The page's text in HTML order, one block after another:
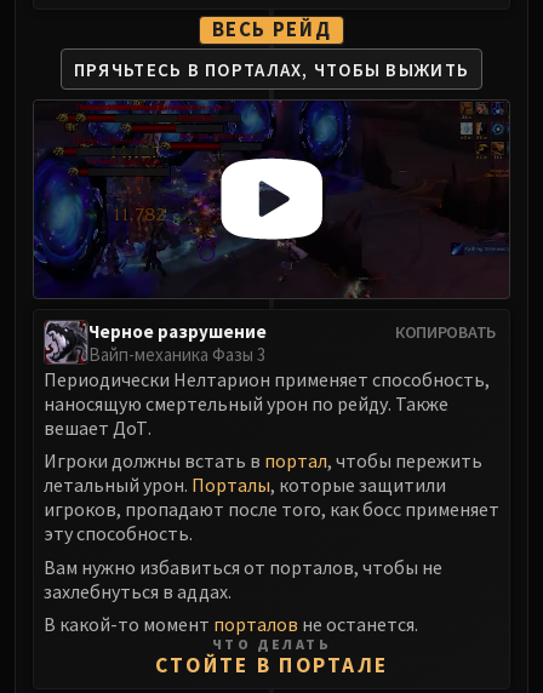
ВЕСЬ РЕЙД
ПРЯЧЬТЕСЬ В ПОРТАЛАХ, ЧТОБЫ ВЫЖИТЬ
КОПИРОВАТЬ
Черное разрушение
Вайп-механика Фазы 3
Периодически Нелтарион применяет способность,
наносящую смертельный урон по рейду. Также
вешает ДоТ.
Игроки должны встать в портал, чтобы пережить
летальный урон. Порталы, которые защитили
игроков, пропадают после того, как босс применяет
эту способность.
Вам нужно избавиться от порталов, чтобы не
захлебнуться в аддах.
В какой-то момент порталов не останется.
ЧТО ДЕЛАТЬ
СТОЙТЕ В ПОРТАЛЕ